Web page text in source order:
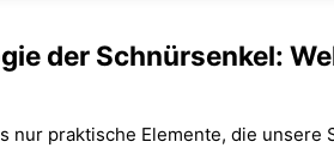
der Schnürsenkel:
nur praktische Elemente, die